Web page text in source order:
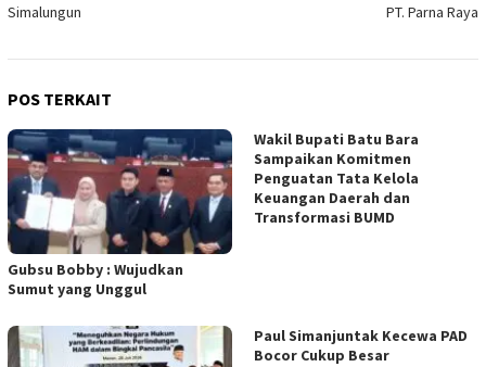
Simalungun
PT. Parna Raya
POS TERKAIT
Gubsu Bobby : Wujudkan
Sumut yang Unggul
Wakil Bupati Batu Bara
Sampaikan Komitmen
Penguatan Tata Kelola
Keuangan Daerah dan
Transformasi BUMD
Paul Simanjuntak Kecewa PAD
Bocor Cukup Besar